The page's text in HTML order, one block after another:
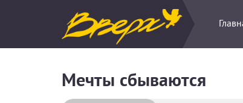
Мечты сбываются